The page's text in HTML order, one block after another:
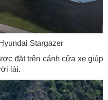
Stargazer
đặt trên cánh cửa xe giúp
lái.